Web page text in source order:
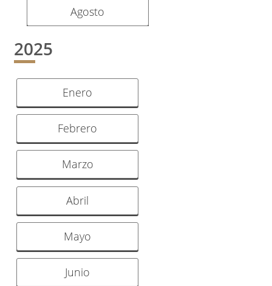
Agosto
2025
Enero
Febrero
Marzo
Abril
Mayo
Junio